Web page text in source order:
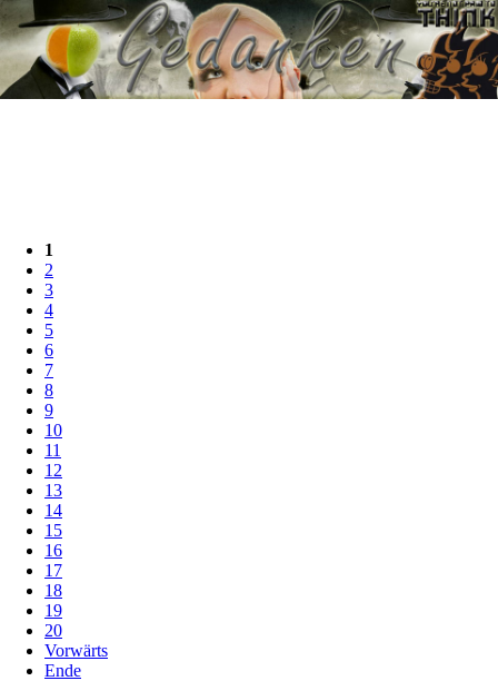
1
2
3
4
5
6
7
8
9
10
11
12
13
14
15
16
17
18
19
20
Vorwärts
Ende